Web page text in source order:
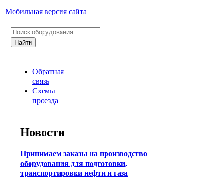
Мобильная версия сайта
Обратная
связь
Схемы
проезда
Новости
Принимаем заказы на производство
оборудования для подготовки,
транспортировки нефти и газа